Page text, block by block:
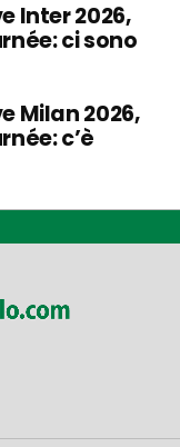
Inter 2026,
ci sono
Milan 2026,
c’è